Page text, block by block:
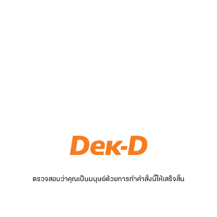
ตรวจสอบว่าคุณเป็นมนุษย์ด้วยการทำคำสั่งนี้ให้เสร็จสิ้น